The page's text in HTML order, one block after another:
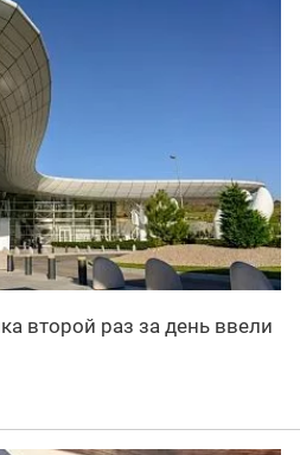
второй раз за день ввели